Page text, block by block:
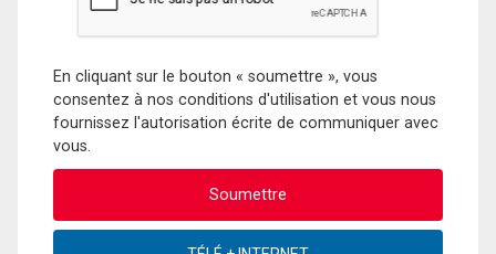
En cliquant sur le bouton « soumettre », vous
consentez à nos conditions d'utilisation et vous nous
fournissez l'autorisation écrite de communiquer avec
vous.